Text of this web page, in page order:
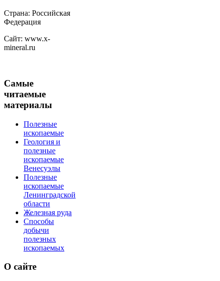
Страна: Российская
Федерация
Сайт: www.x-
mineral.ru
Самые
читаемые
материалы
Полезные
ископаемые
Геология и
полезные
ископаемые
Венесуэлы
Полезные
ископаемые
Ленинградской
области
Железная руда
Способы
добычи
полезных
ископаемых
О сайте